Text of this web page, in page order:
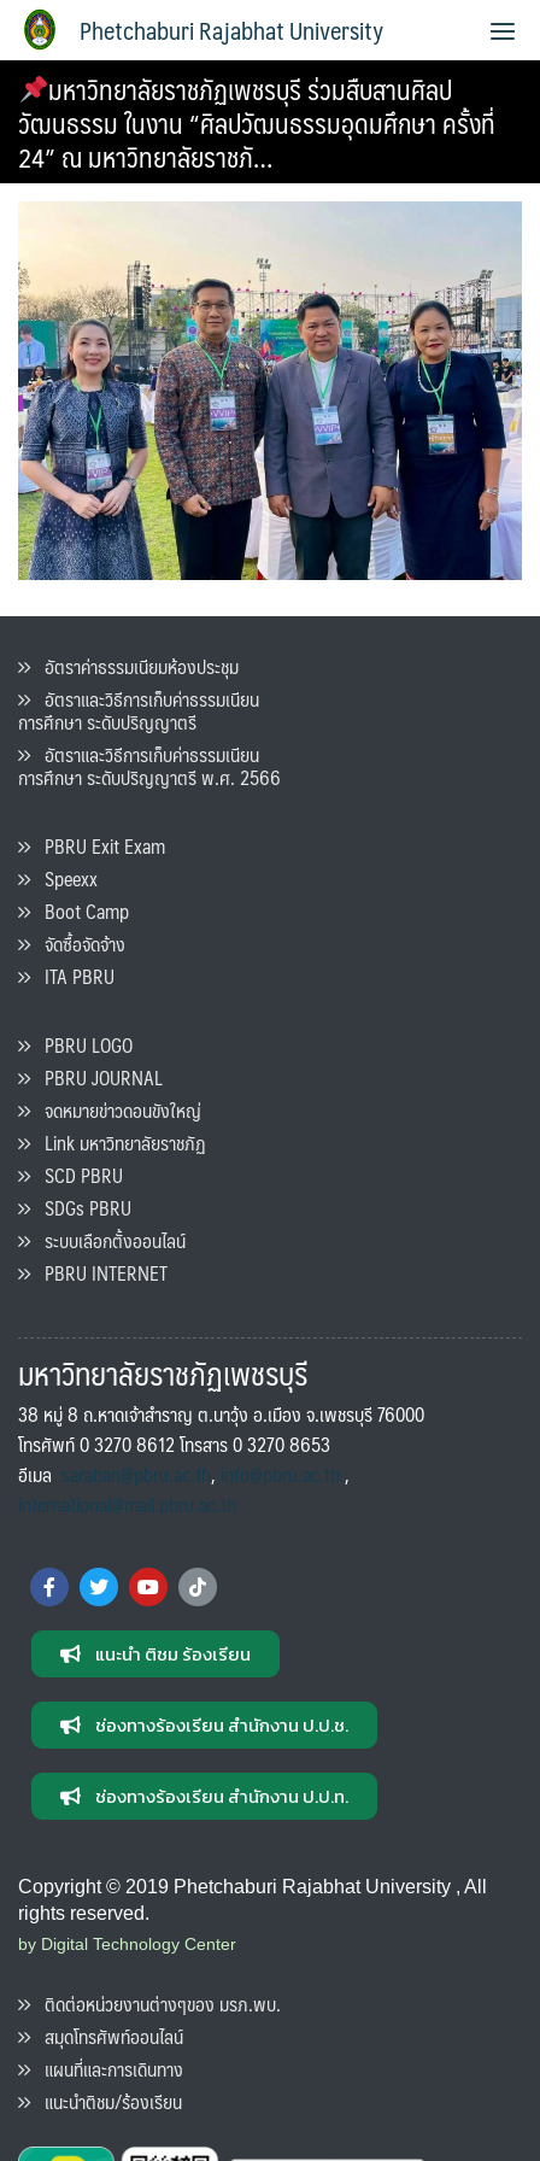
Phetchaburi Rajabhat University
มหาวิทยาลัยราชภัฏเพชรบุรี ร่วมสืบสานศิลป
วัฒนธรรม ในงาน “ศิลปวัฒนธรรมอุดมศึกษา ครั้งที่
24” ณ มหาวิทยาลัยราชภั…
อัตราค่าธรรมเนียมห้องประชุม
อัตราและวิธีการเก็บค่าธรรมเนียน
การศึกษา ระดับปริญญาตรี
อัตราและวิธีการเก็บค่าธรรมเนียน
การศึกษา ระดับปริญญาตรี พ.ศ. 2566
PBRU Exit Exam
Speexx
Boot Camp
จัดซื้อจัดจ้าง
ITA PBRU
PBRU LOGO
PBRU JOURNAL
จดหมายข่าวดอนขังใหญ่
Link มหาวิทยาลัยราชภัฏ
SCD PBRU
SDGs PBRU
ระบบเลือกตั้งออนไลน์
PBRU INTERNET
มหาวิทยาลัยราชภัฏเพชรบุรี
38 หมู่ 8 ถ.หาดเจ้าสำราญ ต.นาวุ้ง อ.เมือง จ.เพชรบุรี 76000
โทรศัพท์ 0 3270 8612 โทรสาร 0 3270 8653
อีเมล saraban@pbru.ac.th, info@pbru.ac.th,
international@mail.pbru.ac.th
แนะนำ ติชม ร้องเรียน
ช่องทางร้องเรียน สำนักงาน ป.ป.ช.
ช่องทางร้องเรียน สำนักงาน ป.ป.ท.
Copyright © 2019 Phetchaburi Rajabhat University , All
rights reserved.
by Digital Technology Center
ติดต่อหน่วยงานต่างๆของ มรภ.พบ.
สมุดโทรศัพท์ออนไลน์
แผนที่และการเดินทาง
แนะนำติชม/ร้องเรียน